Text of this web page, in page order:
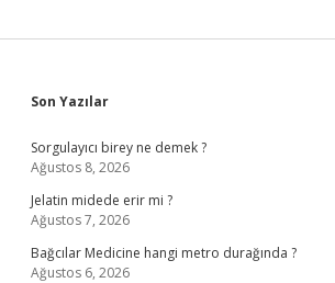
Sidebar
Son Yazılar
Sorgulayıcı birey ne demek ?
Ağustos 8, 2026
Jelatin midede erir mi ?
Ağustos 7, 2026
Bağcılar Medicine hangi metro durağında ?
Ağustos 6, 2026